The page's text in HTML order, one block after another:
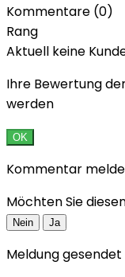
Kommentare (0)
Rang
Aktuell keine
Ihre Bewertung
werden
OK
Kommentar
Möchten Sie
Nein Ja
Meldung gesendet